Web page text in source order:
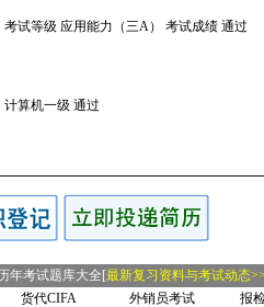
考试等级 应用能力（三A） 考试成绩 通过
计算机一级 通过
年考试题库大全[最新复习资料与考试动态
货代CIFA 外销员考试
报